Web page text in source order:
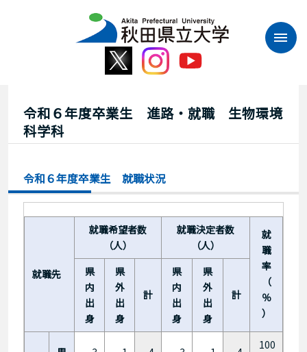
令和６年度卒業生 進路・就職 生物環境
科学科
令和６年度卒業生 就職状況
就職先
就職希望者数
（人）
就職決定者数
（人）
就
職
率
（
％
）
県
内
出
身
県
外
出
身
計
県
内
出
身
県
外
出
身
計
100